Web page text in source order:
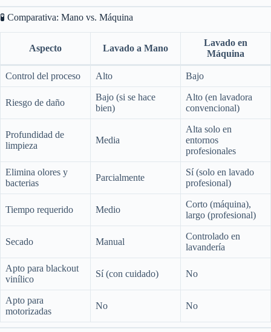
🧪 Comparativa: Mano vs. Máquina
Aspecto Lavado a Mano
Lavado en
Máquina
Control del proceso Alto Bajo
Riesgo de daño
Bajo (si se hace
bien)
Alto (en lavadora
convencional)
Profundidad de
limpieza
Media
Alta solo en
entornos
profesionales
Elimina olores y
bacterias
Parcialmente
Sí (solo en lavado
profesional)
Tiempo requerido Medio
Corto (máquina),
largo (profesional)
Secado Manual
Controlado en
lavandería
Apto para blackout
vinílico
Sí (con cuidado) No
Apto para
motorizadas
No No